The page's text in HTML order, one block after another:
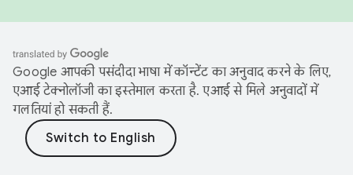
Google आपकी पसंदीदा भाषा में कॉन्टेंट का अनुवाद करने के लिए,
एआई टेक्नोलॉजी का इस्तेमाल करता है. एआई से मिले अनुवादों में
गलतियां हो सकती हैं.